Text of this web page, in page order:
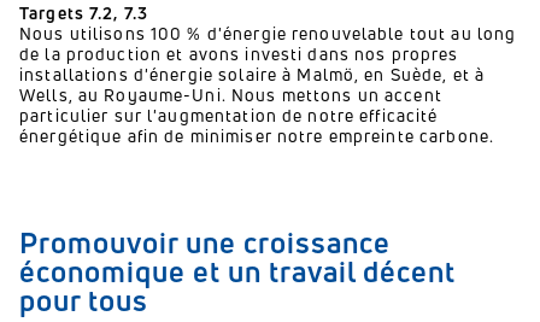
Targets 7.2, 7.3
Nous utilisons 100 % d'énergie renouvelable tout au long
de la production et avons investi dans nos propres
installations d'énergie solaire à Malmö, en Suède, et à
Wells, au Royaume-Uni. Nous mettons un accent
particulier sur l'augmentation de notre efficacité
énergétique afin de minimiser notre empreinte carbone.
Promouvoir une croissance
économique et un travail décent
pour tous